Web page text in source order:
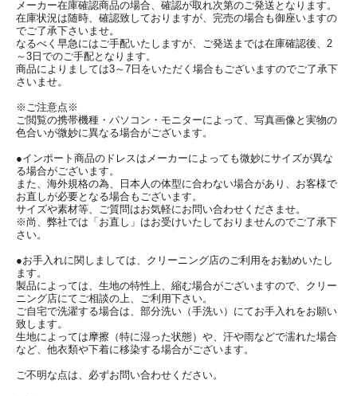
メーカー在庫確認商品の場合、確認が取れ次第のご発送となります。
在庫状況は随時、確認致しておりますが、完売の場合も御座いますの
でご了承下さいませ。
なるべく早急にはご手配いたしますが、ご発送までは在庫確認後、2
～3日でのご手配となります。
商品によりましては3～7日をいただく場合もございますのでご了承下
さいませ。
※ご注意点※
ご閲覧の携帯機種・パソコン・モニターによって、写真画像と実物の
色合いが微妙に異なる場合がございます。
●インポート商品のドレスはメーカーによっても微妙にサイズが異な
る場合がございます。
また、海外規格の為、日本人の体型に合わない場合があり、お客様で
お直しが必要となる場合もございます。
サイズや素材等、ご質問はお気軽にお問い合わせくださませ。
※尚、弊社では「お直し」はお受けいたしておりませんのでご了承下
さい。
●お手入れに関しましては、クリーニング店のご利用をお勧めいたし
ます。
製品によっては、生地の特性上、縮む場合がございますので、クリー
ニング店にてご相談の上、ご利用下さい。
ご自宅で洗濯する場合は、部分洗い（手洗い）にてお手入れをお願い
致します。
生地によっては摩擦（特に湿った状態）や、汗や雨などで濡れた場合
など、他衣類や下着に移染する場合がございます。
ご不明な点は、必ずお問い合わせください。